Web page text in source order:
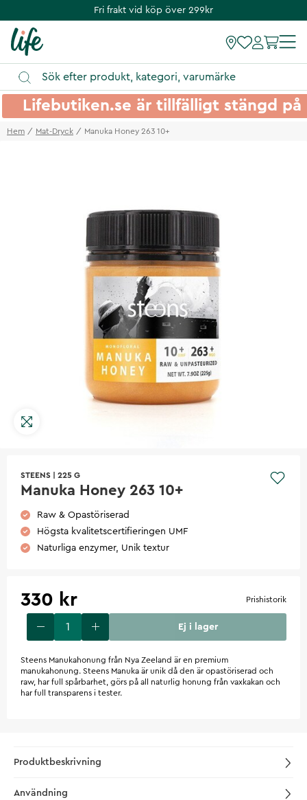
Fri frakt vid köp över 299kr
Lifebutiken.se är tillfälligt stängd
Hem Mat-Dryck Manuka Honey 263 10+
STEENS 225 G
Manuka Honey 263 10+
Raw & Opastöriserad
Högsta kvalitetscertifieringen UMF
Naturliga enzymer, Unik textur
330 kr Prishistorik
Ej i lager
Steens Manukahonung från Nya Zeeland är en premium
manukahonung. Steens Manuka är unik då den är opastöriserad och
raw, har full spårbarhet, görs på all naturlig honung från vaxkakan och
har full transparens i tester.
Produktbeskrivning
Användning